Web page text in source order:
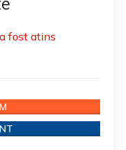
fost atins